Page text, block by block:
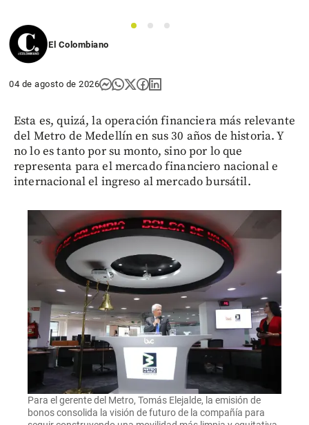
1 2
3
El Colombiano
04 de agosto de 2026
Esta es, quizá, la operación financiera más relevante
del Metro de Medellín en sus 30 años de historia. Y
no lo es tanto por su monto, sino por lo que
representa para el mercado financiero nacional e
internacional el ingreso al mercado bursátil.
Para el gerente del Metro, Tomás Elejalde, la emisión de
bonos consolida la visión de futuro de la compañía para